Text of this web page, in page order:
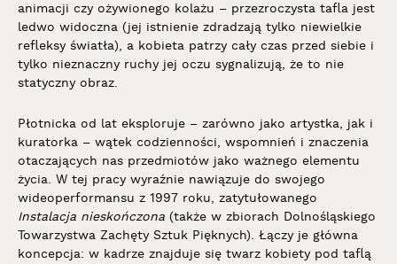
animacji czy ożywionego kolażu – przezroczysta tafla jest
ledwo widoczna (jej istnienie zdradzają tylko niewielkie
refleksy światła), a kobieta patrzy cały czas przed siebie i
tylko nieznaczny ruchy jej oczu sygnalizują, że to nie
statyczny obraz.
Płotnicka od lat eksploruje – zarówno jako artystka, jak i
kuratorka – wątek codzienności, wspomnień i znaczenia
otaczających nas przedmiotów jako ważnego elementu
życia. W tej pracy wyraźnie nawiązuje do swojego
wideoperformansu z 1997 roku, zatytułowanego
Instalacja nieskończona (także w zbiorach Dolnośląskiego
Towarzystwa Zachęty Sztuk Pięknych). Łączy je główna
koncepcja: w kadrze znajduje się twarz kobiety pod taflą